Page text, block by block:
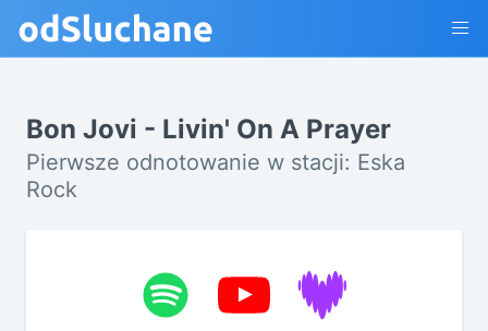
Bon Jovi - Livin' On A Prayer
Pierwsze odnotowanie w stacji: Eska
Rock